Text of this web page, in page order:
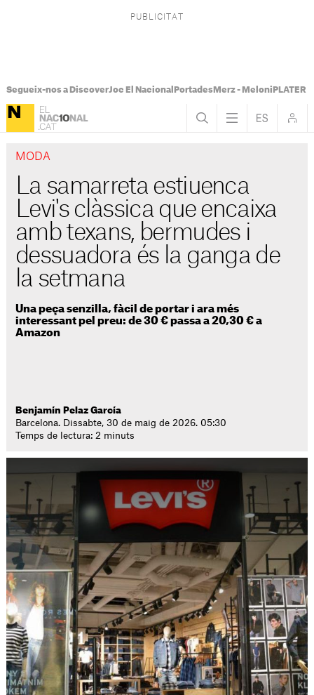
Segueix-nos a DiscoverJoc El Nacional PortadesMerz - Meloni PLATER
MODA
La samarreta estiuenca
Levi's clàssica que encaixa
amb texans, bermudes i
dessuadora és la ganga de
la setmana
Una peça senzilla, fàcil de portar i ara més
interessant pel preu: de 30 € passa a 20,30 € a
Amazon
Benjamín Pelaz García
Barcelona. Dissabte, 30 de maig de 2026. 05:30
Temps de lectura: 2 minuts